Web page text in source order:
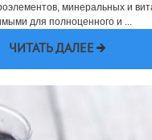
минеральных и
для полноценного и ...
ЧИТАТЬ ДАЛЕЕ